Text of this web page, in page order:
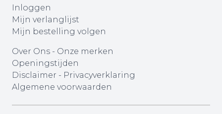
Inloggen
Mijn verlanglijst
Mijn bestelling volgen
Over Ons - Onze merken
Openingstijden
Disclaimer - Privacyverklaring
Algemene voorwaarden